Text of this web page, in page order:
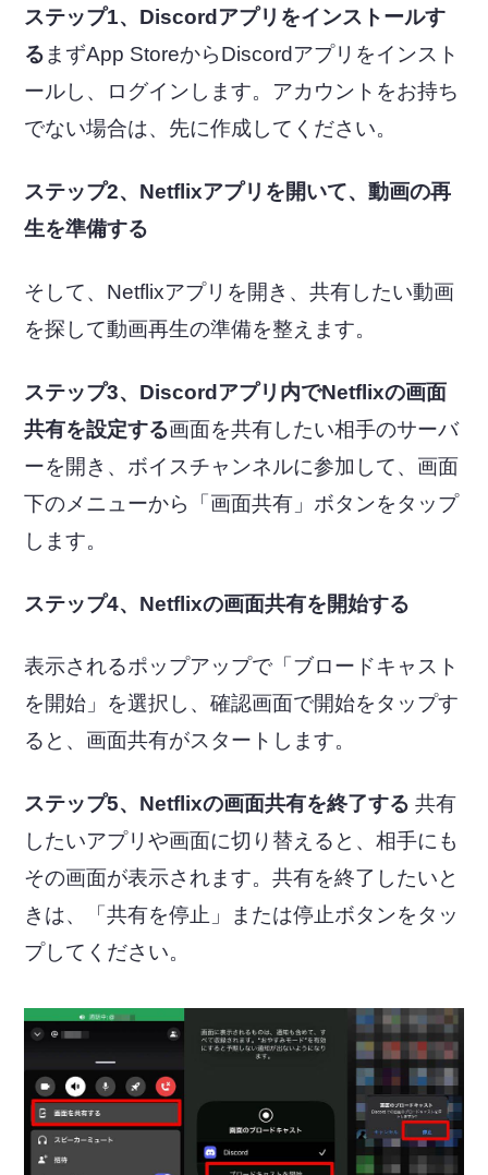
ステップ1、Discordアプリをインストールす
る まずApp StoreからDiscordアプリをインスト
ールし、ログインします。アカウントをお持ち
でない場合は、先に作成してください。
ステップ2、Netflixアプリを開いて、動画の再
生を準備する
そして、Netflixアプリを開き、共有したい動画
を探して動画再生の準備を整えます。
ステップ3、Discordアプリ内でNetflixの画面
共有を設定する画面を共有したい相手のサーバ
ーを開き、ボイスチャンネルに参加して、画面
下のメニューから「画面共有」ボタンをタップ
します。
ステップ4、Netflixの画面共有を開始する
表示されるポップアップで「ブロードキャスト
を開始」を選択し、確認画面で開始をタップす
ると、画面共有がスタートします。
ステップ5、Netflixの画面共有を終了する 共有
したいアプリや画面に切り替えると、相手にも
その画面が表示されます。共有を終了したいと
きは、「共有を停止」または停止ボタンをタッ
プしてください。